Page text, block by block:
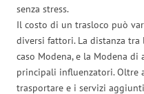
senza stress.
Il costo di un trasloco può
diversi fattori. La distanza tra
caso Modena, e la Modena di
principali influenzatori. Oltre
trasportare e i servizi